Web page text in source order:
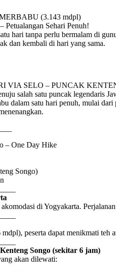
(3.143 mdpl)
Petualangan Sehari Penuh!
hari tanpa perlu bermalam di
dan kembali di hari yang sama.
VIA SELO – PUNCAK
salah satu puncak legendaris
dalam satu hari penuh, mulai
– One Day Hike
Songo)
di Yogyakarta.
peserta dapat menikmati
Songo (sekitar 6 jam)
akan dilewati: